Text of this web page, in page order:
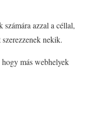
számára azzal a céllal,
nekik.
más webhelyek